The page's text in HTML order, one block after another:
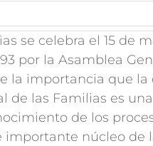
se celebra el 15 de
por la Asamblea
la importancia que
de las Familias es
de los
núcleo de